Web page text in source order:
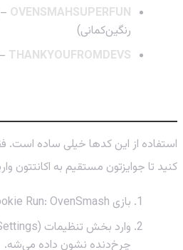
OVENSMAHSUPERFUN
رنگین‌کمانی)
THANKYOUFROMDEVS
–
استفاده از این کدها خیلی ساده‌ است.
کنید تا جوایزتون مستقیم به اکانتتون
بازی Cookie Run: OvenSmash را اجرا کنید.
چرخ‌دنده نشون داده می‌شه.